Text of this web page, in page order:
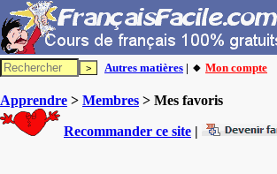
Autres matières | 🔸 Mon compte
Apprendre > Membres > Mes favoris
Recommander ce site |